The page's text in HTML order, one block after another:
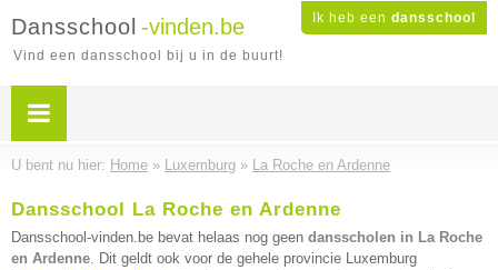
Ik heb een dansschool
Dansschool -vinden.be
Vind een dansschool bij u in de buurt!
U bent nu hier: Home » Luxemburg » La Roche en Ardenne
Dansschool La Roche en Ardenne
Dansschool-vinden.be bevat helaas nog geen dansscholen in La Roche
en Ardenne. Dit geldt ook voor de gehele provincie Luxemburg